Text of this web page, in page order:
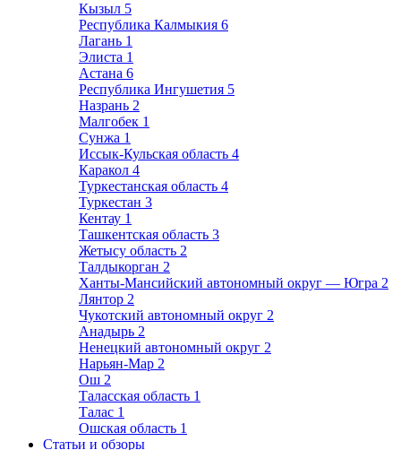
Кызыл 5
Республика Калмыкия 6
Лагань 1
Элиста 1
Астана 6
Республика Ингушетия 5
Назрань 2
Малгобек 1
Сунжа 1
Иссык-Кульская область 4
Каракол 4
Туркестанская область 4
Туркестан 3
Кентау 1
Ташкентская область 3
Жетысу область 2
Талдыкорган 2
Ханты-Мансийский автономный округ — Югра 2
Лянтор 2
Чукотский автономный округ 2
Анадырь 2
Ненецкий автономный округ 2
Нарьян-Мар 2
Ош 2
Таласская область 1
Талас 1
Ошская область 1
Статьи и обзоры